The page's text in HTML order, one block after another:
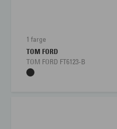
Bredde glass
1 farge
TOM FORD
TOM FORD FT6123-B